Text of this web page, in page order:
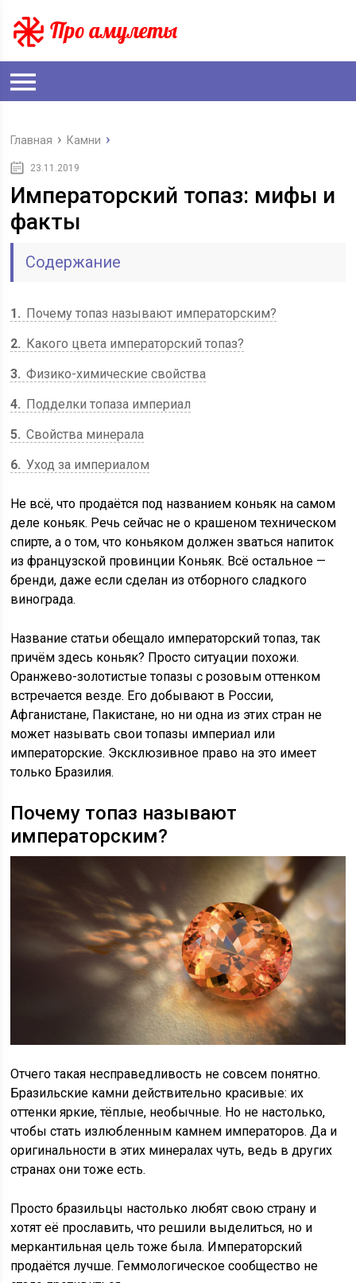
Главная Камни
23.11.2019
Императорский топаз: мифы и
факты
Содержание
1
Почему топаз называют императорским?
2
Какого цвета императорский топаз?
3 Физико-химические свойства
4
Подделки топаза империал
5 Свойства минерала
6 Уход за империалом
Не всё, что продаётся под названием коньяк на самом
деле коньяк. Речь сейчас не о крашеном техническом
спирте, а о том, что коньяком должен зваться напиток
из французской провинции Коньяк. Всё остальное —
бренди, даже если сделан из отборного сладкого
винограда.
Название статьи обещало императорский топаз, так
причём здесь коньяк? Просто ситуации похожи.
Оранжево-золотистые топазы с розовым оттенком
встречается везде. Его добывают в России,
Афганистане, Пакистане, но ни одна из этих стран не
может называть свои топазы империал или
императорские. Эксклюзивное право на это имеет
только Бразилия.
Почему топаз называют
императорским?
Отчего такая несправедливость не совсем понятно.
Бразильские камни действительно красивые: их
оттенки яркие, тёплые, необычные. Но не настолько,
чтобы стать излюбленным камнем императоров. Да и
оригинальности в этих минералах чуть, ведь в других
странах они тоже есть.
Просто бразильцы настолько любят свою страну и
хотят её прославить, что решили выделиться, но и
меркантильная цель тоже была. Императорский
продаётся лучше. Геммологическое сообщество не